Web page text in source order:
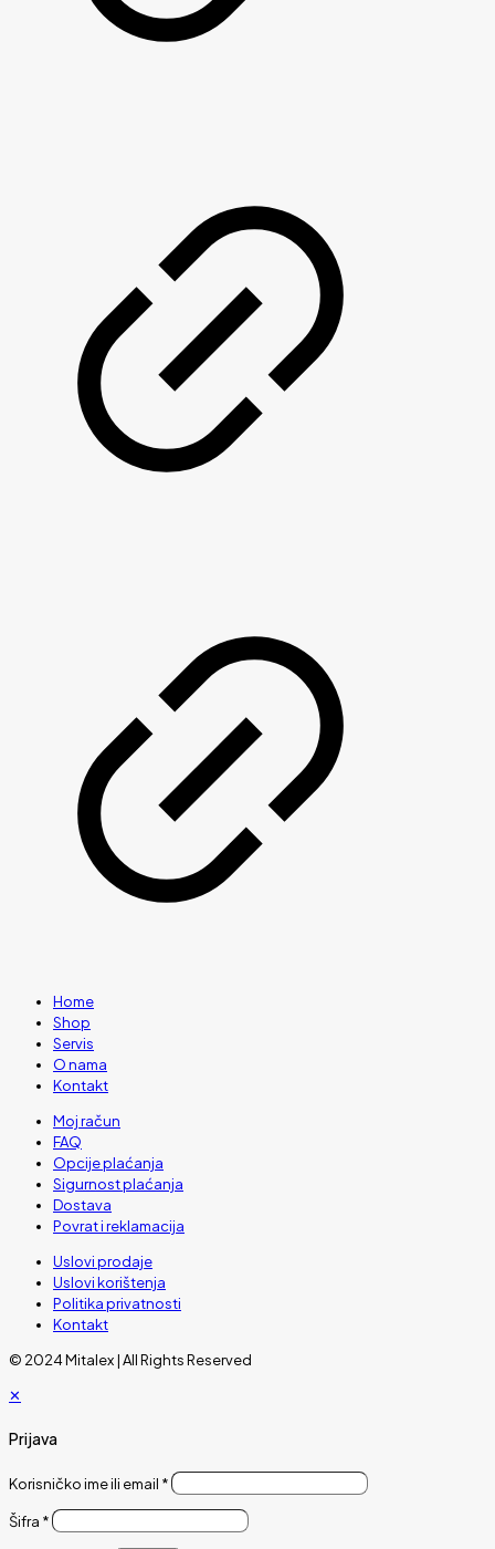
Home
Shop
Servis
O nama
Kontakt
Moj račun
FAQ
Opcije plaćanja
Sigurnost plaćanja
Dostava
Povrat i reklamacija
Uslovi prodaje
Uslovi korištenja
Politika privatnosti
Kontakt
© 2024 Mitalex | All Rights Reserved
✕
Prijava
Korisničko ime ili email *
Šifra *